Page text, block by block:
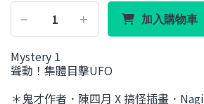
加入購物車
Mystery 1
聳動！集體目擊UFO
＊鬼才作者．陳四月 X 搞怪插畫．Nagi